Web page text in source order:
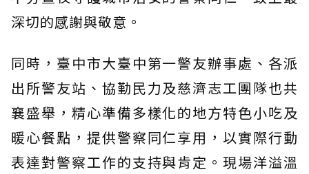
深切的感謝與敬意。
同時，臺中市大臺中第一警友辦事處、各派
出所警友站、協勤民力及慈濟志工團隊也共
襄盛舉，精心準備多樣化的地方特色小吃及
暖心餐點，提供警察同仁享用，以實際行動
表達對警察工作的支持與肯定。現場洋溢溫